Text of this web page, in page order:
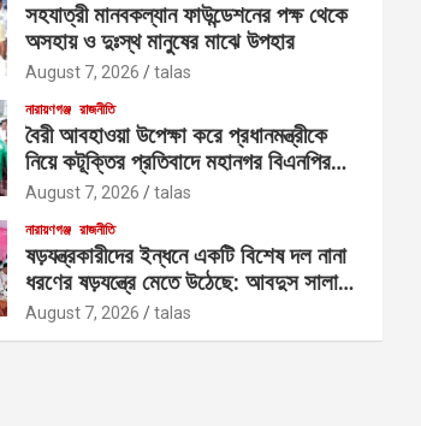
সহযাত্রী মানবকল্যান ফাউন্ডেশনের পক্ষ থেকে
অসহায় ও দুঃস্থ মানুষের মাঝে উপহার
August 7, 2026 talas
নারায়ণগঞ্জ রাজনীতি
বৈরী আবহাওয়া উপেক্ষা করে প্রধানমন্ত্রীকে
নিয়ে কটূক্তির প্রতিবাদে মহানগর বিএনপির
বিক্ষোভ
August 7, 2026 talas
নারায়ণগঞ্জ রাজনীতি
ষড়যন্ত্রকারীদের ইন্ধনে একটি বিশেষ দল নানা
ধরণের ষড়যন্ত্রে মেতে উঠেছে: আবদুস সালাম
আজাদ
August 7, 2026 talas